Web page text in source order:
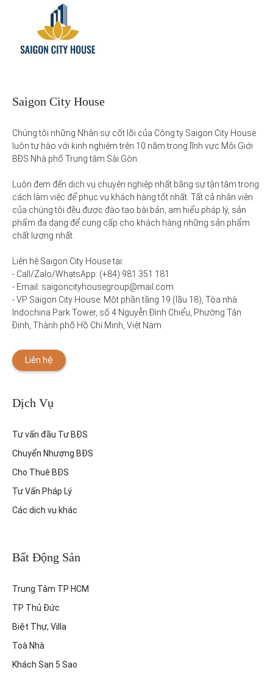
Saigon City House
Chúng tôi những Nhân sự cốt lõi của Công ty Saigon City House
luôn tự hào với kinh nghiệm trên 10 năm trong lĩnh vực Môi Giới
BĐS Nhà phố Trung tâm Sài Gòn.
Luôn đem đến dịch vụ chuyên nghiệp nhất bằng sự tận tâm trong
cách làm việc để phục vụ khách hàng tốt nhất. Tất cả nhân viên
của chúng tôi đều được đào tạo bài bản, am hiểu pháp lý, sản
phẩm đa dạng để cung cấp cho khách hàng những sản phẩm
chất lượng nhất.
Liên hệ Saigon City House tại:
- Call/Zalo/WhatsApp: (+84) 981 351 181
- Email: saigoncityhousegroup@mail.com
- VP Saigon City House: Một phần tầng 19 (lầu 18), Tòa nhà
Indochina Park Tower, số 4 Nguyễn Đình Chiểu, Phường Tân
Định, Thành phố Hồ Chí Minh, Việt Nam
Liên hệ
Dịch Vụ
Tư vấn đầu Tư BĐS
Chuyển Nhượng BĐS
Cho Thuê BĐS
Tư Vấn Pháp Lý
Các dịch vụ khác
Bất Động Sản
Trung Tâm TP HCM
TP Thủ Đức
Biệt Thự, Villa
Toà Nhà
Khách Sạn 5 Sao